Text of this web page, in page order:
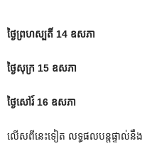
ថ្ងៃព្រហស្បតិ៍ 14 ឧសភា
ថ្ងៃសុក្រ 15 ឧសភា
ថ្ងៃសៅរ៍ 16 ឧសភា
លើសពីនេះទៀត លទ្ធផលបន្តផ្ទាល់